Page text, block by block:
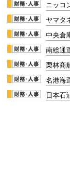
ニッコ
ヤマタ
中央倉
南総通
栗林商
名港海
日本石